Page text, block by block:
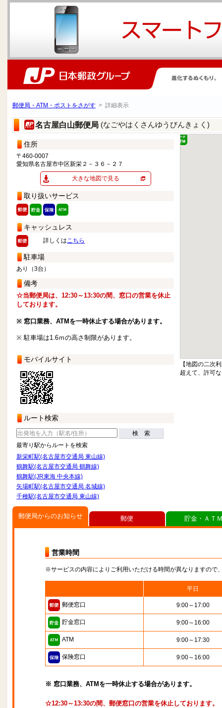
郵便局・ATM・ポストをさがす > 詳細表示
名古屋白山郵便局 (なごやはくさんゆうびんきょく)
住所
〒460-0007
愛知県名古屋市中区新栄２－３６－２７
大きな地図で見る
取り扱いサービス
キャッシュレス
詳しくはこちら
駐車場
あり（3台）
備考
☆当郵便局は、12:30～13:30の間、窓口の営業を休止
しております。
※ 窓口業務、ATMを一時休止する場合があります。
※ 駐車場は1.6ｍの高さ制限があります。
モバイルサイト
ルート検索
検 索
最寄り駅からルートを検索
新栄町駅(名古屋市交通局 東山線)
鶴舞駅(名古屋市交通局 鶴舞線)
鶴舞駅(JR東海 中央本線)
矢場町駅(名古屋市交通局 名城線)
千種駅(名古屋市交通局 東山線)
【地図の二次
超えて、許可
郵便局からのお知らせ
営業時間
※サービスの内容によりご利用いただける時間が異なりますので
平日
郵便窓口 9:00～17:00
貯金窓口 9:00～16:00
ATM 9:00～17:30
保険窓口 9:00～16:00
※ 窓口業務、ATMを一時休止する場合があります。
☆12:30～13:30の間、郵便窓口の営業を休止しております。
郵便 貯金・ＡＴ